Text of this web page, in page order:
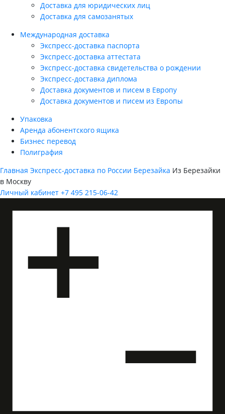
Доставка для юридических лиц
Доставка для самозанятых
Международная доставка
Экспресс-доставка паспорта
Экспресс-доставка аттестата
Экспресс-доставка свидетельства о рождении
Экспресс-доставка диплома
Доставка документов и писем в Европу
Доставка документов и писем из Европы
Упаковка
Аренда абонентского ящика
Бизнес перевод
Полиграфия
Главная Экспресс-доставка по России Березайка Из Березайки
в Москву
Личный кабинет +7 495 215-06-42